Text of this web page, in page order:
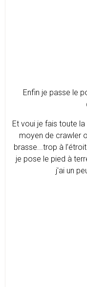
Enfin je passe le
​Et voui je fais toute
moyen de crawler
brasse...trop à
je pose le pied à
j'ai un